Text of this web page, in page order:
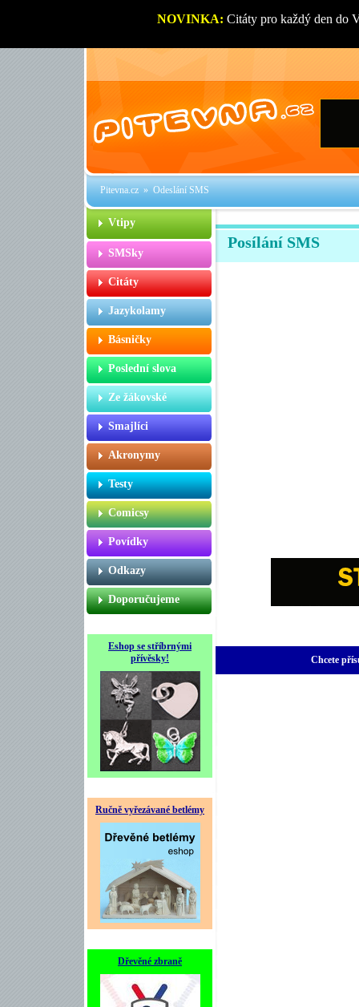
NOVINKA: Citáty pro každý den do
Pitevna.cz» Odeslání SMS
Vtipy
SMSky
Citáty
Jazykolamy
Básničky
Poslední slova
Ze žákovské
Smajlíci
Akronymy
Testy
Comicsy
Povídky
Odkazy
Doporučujeme
Eshop se stříbrnými
přívěsky!
Ručně vyřezávané betlémy
Dřevěné zbraně
Posílání SMS
Chcete